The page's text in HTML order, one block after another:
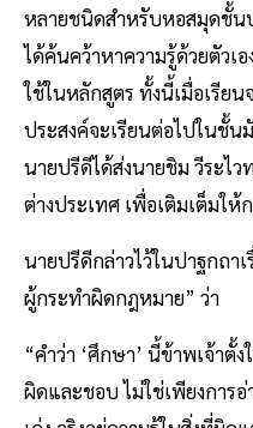
หลายชนิดสำหรับหอสมุดชั้น
ได้ค้นคว้าหาความรู้ด้วยตัวเ
ใช้ในหลักสูตร ทั้งนี้เมื่อเรีย
ประสงค์จะเรียนต่อไปในชั้น
นายปรีดีได้ส่งนายชิม วีระไ
ต่างประเทศ เพื่อเติมเต็มใ
นายปรีดีกล่าวไว้ในปาฐกถา
ผู้กระทำผิดกฎหมาย” ว่า
“คำว่า ‘ศึกษา’ นี้ข้าพเจ้าตั้
ผิดและชอบ ไม่ใช่เพียงการ